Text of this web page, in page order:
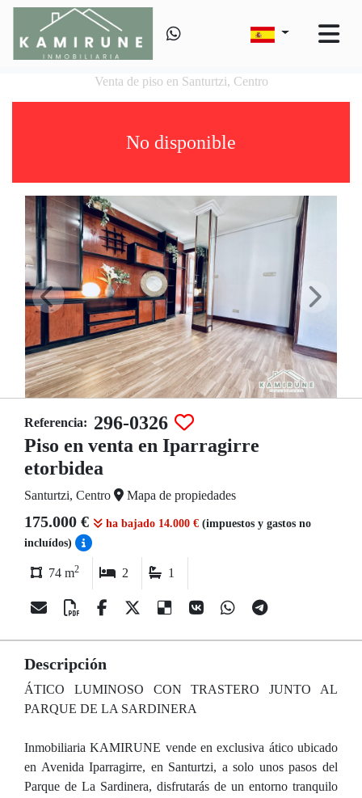
Venta de piso en Santurtzi, Centro
No disponible
Referencia: 296-0326
Piso en venta en Iparragirre
etorbidea
Santurtzi, Centro Mapa de propiedades
175.000 € ha bajado 14.000 € (impuestos y gastos no
incluídos)
74 m2 2 1
Descripción
ÁTICO LUMINOSO CON TRASTERO JUNTO AL
PARQUE DE LA SARDINERA
Inmobiliaria KAMIRUNE vende en exclusiva ático ubicado
en Avenida Iparragirre, en Santurtzi, a solo unos pasos del
Parque de La Sardinera, disfrutarás de un entorno tranquilo